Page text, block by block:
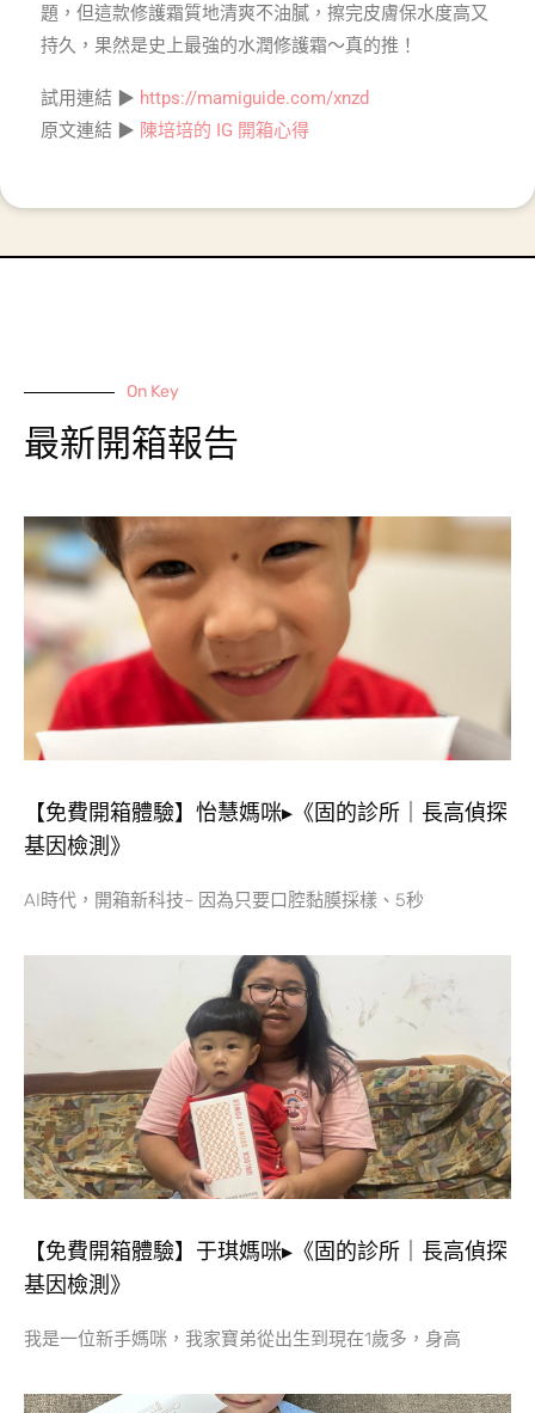
題，但這款修護霜質地清爽不油膩，擦完皮膚保水度高又
持久，果然是史上最強的水潤修護霜～真的推！
試用連結 ▶ https://mamiguide.com/xnzd
原文連結 ▶ 陳培培的 IG 開箱心得
On Key
最新開箱報告
【免費開箱體驗】怡慧媽咪▸《固的診所｜長高偵探
基因檢測》
AI時代，開箱新科技~ 因為只要口腔黏膜採樣、5秒
【免費開箱體驗】于琪媽咪▸《固的診所｜長高偵探
基因檢測》
我是一位新手媽咪，我家寶弟從出生到現在1歲多，身高